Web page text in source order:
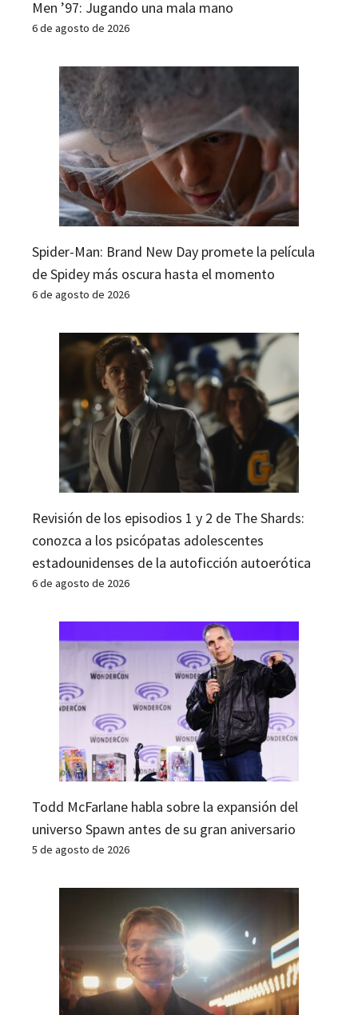
Men ’97: Jugando una mala mano
6 de agosto de 2026
Spider-Man: Brand New Day promete la película
de Spidey más oscura hasta el momento
6 de agosto de 2026
Revisión de los episodios 1 y 2 de The Shards:
conozca a los psicópatas adolescentes
estadounidenses de la autoficción autoerótica
6 de agosto de 2026
Todd McFarlane habla sobre la expansión del
universo Spawn antes de su gran aniversario
5 de agosto de 2026